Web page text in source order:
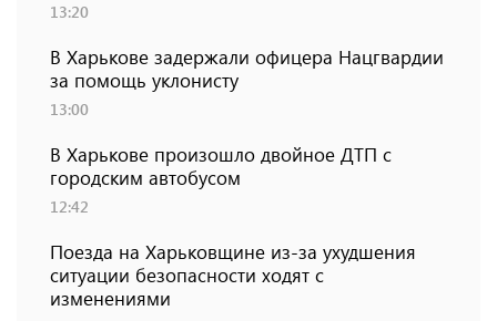
13:20
В Харькове задержали офицера Нацгвардии
за помощь уклонисту
13:00
В Харькове произошло двойное ДТП с
городским автобусом
12:42
Поезда на Харьковщине из-за ухудшения
ситуации безопасности ходят с
изменениями